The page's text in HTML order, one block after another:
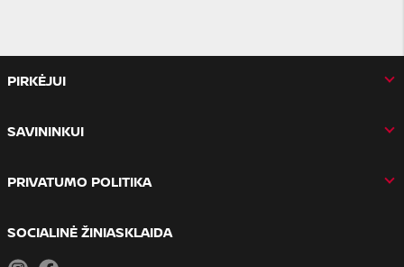
PIRKĖJUI
SAVININKUI
PRIVATUMO POLITIKA
SOCIALINĖ ŽINIASKLAIDA